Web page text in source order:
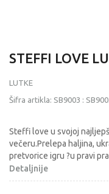
STEFFI LOVE
LUTKE
Šifra artikla: SB9003 :
Steffi love u svojoj
večeru.Prelepa haljina,
pretvorice igru ?u pravi
Detaljnije